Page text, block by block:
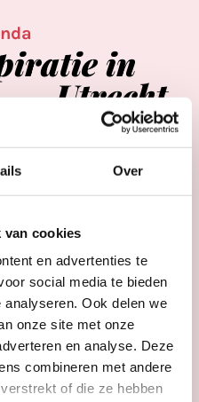
Over
van cookies
en advertenties te
social media te bieden
Ook delen we
onze site met onze
en analyse. Deze
combineren met andere
of die ze hebben
in
Utrecht